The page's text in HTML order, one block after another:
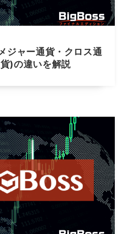
ジャー通貨・クロス通
)の違いを解説